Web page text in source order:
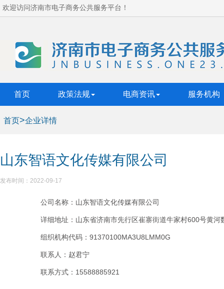
欢迎访问济南市电子商务公共服务平台！
首页 政策法规 电商资讯 服务机构
首页>企业详情
山东智语文化传媒有限公司
发布时间：2022-09-17
公司名称：山东智语文化传媒有限公司
详细地址：山东省济南市先行区崔寨街道牛家村600号黄
组织机构代码：91370100MA3U8LMM0G
联系人：赵君宁
联系方式：15588885921